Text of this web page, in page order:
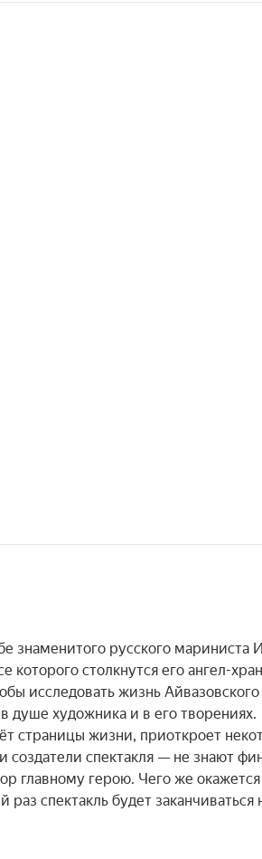
знаменитого русского мариниста
столкнутся его ангел-
исследовать жизнь
душе художника и в его творениях.
страницы жизни, приоткроет
спектакля — не знают
главному герою. Чего же окажется
спектакль будет